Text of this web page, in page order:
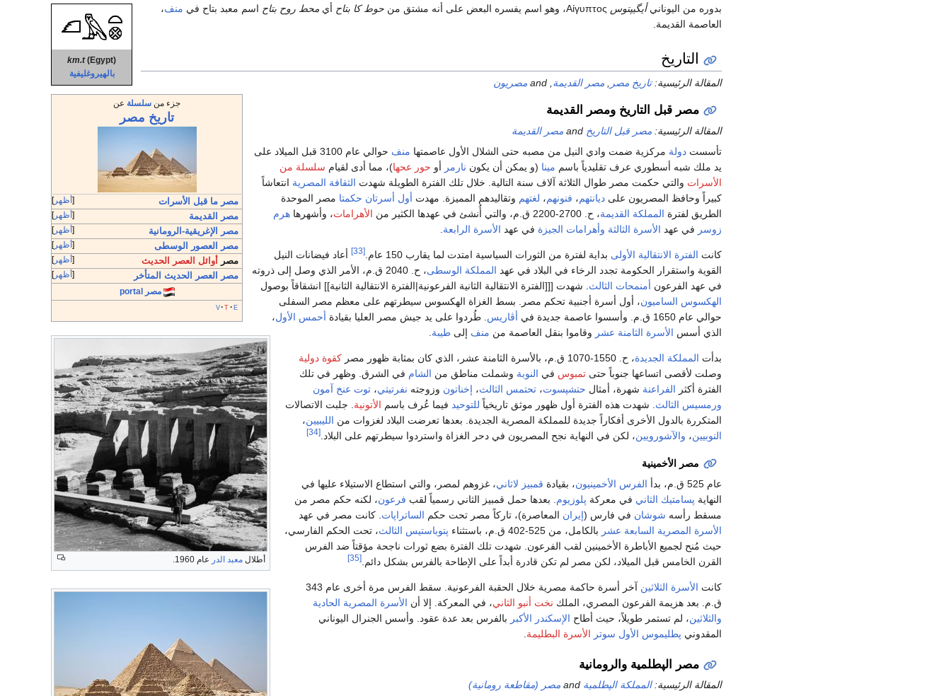
km.t(Egypt)
بالهيروغليفية
بدوره من اليونانيأيگيپتوس حوط كا بتاح أي محط روح بتاح اسم معبد بتاح في منف،
العاصمة القديمة.
التاريخ
جزء من سلسلة عن
تاريخ مصر
أظهر مصر ما قبل الأسرات
أظهر مصر القديمة
أظهر مصر الإغريقية-الرومانية
أظهر مصر العصور الوسطى
أظهر مصر أوائل العصر الحديث
أظهر مصر العصر الحديث المتأخر
مصر portal
v t e
المقالة الرئيسية:تاريخ مصر مصر القديمة مصريون
مصر قبل التاريخ ومصر القديمة
المقالة الرئيسية: مصر قبل التاريخ مصر القديمة
أطلال معبد الدر عام 1960.
تأسست دولة مركزية ضمت وادي النيل من مصبه حتى الشلال الأول عاصمتها منف
حوالي عام 3100 قبل الميلاد على
يد ملك شبه أسطوري عرف تقليدياً باسم مينا (و يمكن أن يكون نارمر أو حور عحها)، مما أدى لقيام سلسلة من
الأسرات والتي حكمت مصر طوال الثلاثة آلاف سنة التالية. خلال تلك الفترة الطويلة شهدت الثقافة المصرية انتعاشاً
كبيراً وحافظ المصريون على ديانتهم، فنونهم، لغتهم وتقاليدهم المميزة. مهدت أول أسرتان حكمتا مصر الموحدة
الطريق لفترة المملكة القديمة، ح. 2700-2200 ق.م، والتي أُنشئ في عهدها الكثير من الأهرامات، وأشهرها هرم
زوسر في عهد الأسرة الثالثة وأهرامات الجيزة في عهد الأسرة الرابعة
كانت الفترة الانتقالية الأولى بداية لفترة من الثورات السياسية امتدت لما يقارب 150 عام. [33]
أعاد فيضانات النيل
القوية واستقرار الحكومة تجدد الرخاء في البلاد في عهد المملكة الوسطى
، ح. 2040 ق.م، الأمر الذي وصل إلى ذروته
في عهد الفرعون أمنمحات الثالث . شهدت [[[الفترة الانتقالية الثانية الفرعونية|الفترة الانتقالية الثانية]] انشقاقاً بوصول
الهكسوس الساميون، أول أسرة أجنبية تحكم مصر. بسط الغزاة الهكسوس سيطرتهم على معظم مصر السفلى
حوالي عام 1650 ق.م. وأسسوا عاصمة جديدة في
أڤاريس . طُردوا على يد جيش مصر العليا بقيادة أحمس الأول،
الذي أسس الأسرة الثامنة عشر وقاموا بنقل العاصمة من منف إلى طيبة
بدأت المملكة الجديدة، ح. 1550-1070 ق.م، بالأسرة الثامنة عشر، الذي كان بمثابة ظهور مصر
كقوة دولية
وصلت لأقصى اتساعها جنوباً حتى تمبوس في النوبة وشملت مناطق من الشام في الشرق. وظهر في تلك
الفترة أكثر الفراعنة شهرة، أمثال حتشپسوت، تحتمس الثالث، إخناتون وزوجته نفرتيتي، توت عنخ آمون
ورمسيس الثالث . شهدت هذه الفترة أول ظهور موثق تاريخياً للتوحيد فيما عُرف باسم الأتونية . جلبت الاتصالات
المتكررة بالدول الأخرى أفكاراً جديدة للمملكة المصرية الجديدة. بعدها تعرضت البلاد لغزوات من الليبيين،
النوبيين، والآشورويين، لكن في النهاية نجح المصريون في دحر الغزاة واستردوا سيطرتهم على البلاد. [34]
مصر الأخمينية
عام 525 ق.م، بدأ
الفرس الأخمينيون، بقيادة قمبيز لاثاني، غزوهم لمصر، والتي استطاع الاستيلاء عليها في
النهاية پسامتيك الثاني في معركة پلوزيوم . بعدها حمل قمبيز الثاني رسمياً لقب فرعون، لكنه حكم مصر من
مسقط رأسه شوشان في فارس (إيران المعاصرة)، تاركاً مصر تحت حكم الساتراپات . كانت مصر في عهد
الأسرة المصرية السابعة عشر بالكامل، من 525-402 ق.م، باستثناء پتوباستيس الثالث، تحت الحكم الفارسي،
حيث مُنح لجميع الأباطرة الأخمينين لقب الفرعون. شهدت تلك الفترة بضع ثورات ناجحة مؤقتاً ضد الفرس
القرن الخامس قبل الميلاد، لكن مصر لم تكن قادرة أبداً على الإطاحة بالفرس بشكل دائم. [35]
كانت الأسرة الثلاثين
آخر أسرة حاكمة مصرية خلال الحقبة الفرعونية. سقط الفرس مرة أخرى عام 343
ق.م. بعد هزيمة الفرعون المصري، الملك نخت‌ أنبو الثاني، في المعركة. إلا أن الأسرة المصرية الحادية
والثلاثين، لم تستمر طويلاً، حيث أطاح الإسكندر الأكبر بالفرس بعد عدة عقود. وأسس الجنرال اليوناني
المقدوني پطليموس الأول سوتر الأسرة البطليمة
مصر الپطلمية والرومانية
المقالة الرئيسية:المملكة الپطلمية
مصر (مقاطعة رومانية)